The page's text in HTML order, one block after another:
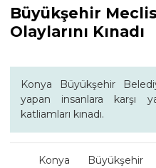
Büyükşehir
Olaylarını Kınadı
Konya Büyükşehir
yapan insanlara karşı
katliamları kınadı.
Konya Büyükşehir